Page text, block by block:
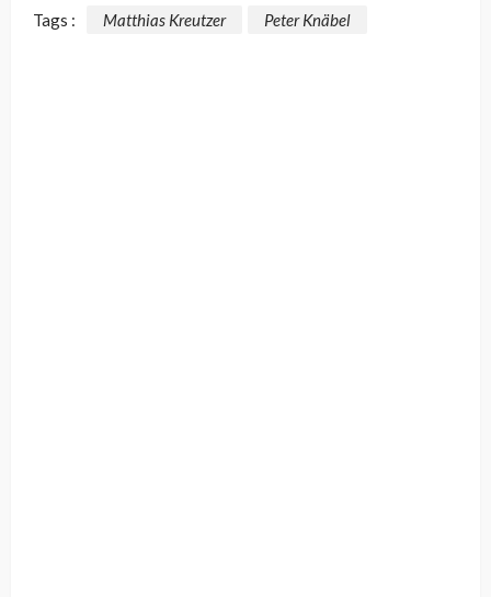
Tags : Matthias Kreutzer Peter Knäbel